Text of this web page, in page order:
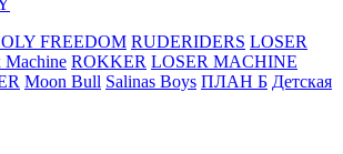
FREEDOM RUDERIDERS LOSER
Machine ROKKER LOSER MACHINE
Moon Bull Salinas Boys ПЛАН Б Детская